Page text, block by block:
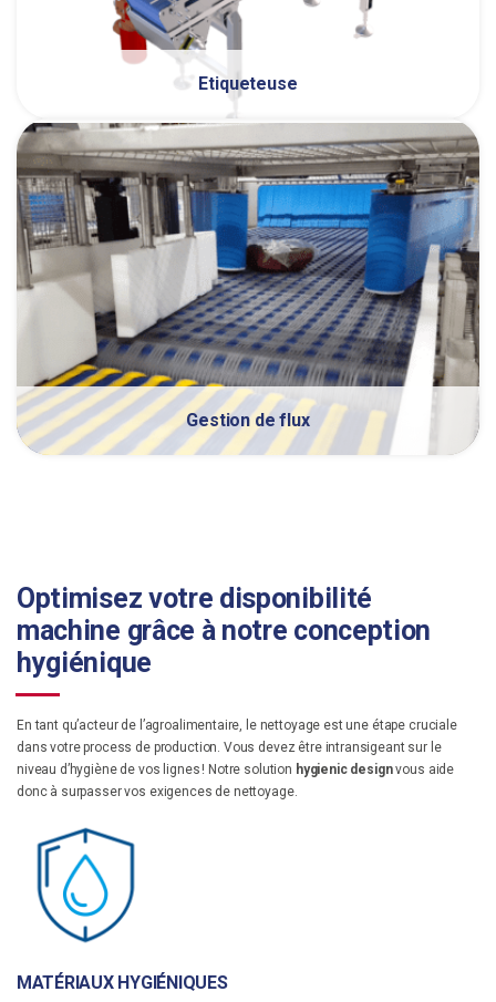
Etiqueteuse
Gestion de flux
Optimisez votre disponibilité
machine grâce à notre conception
hygiénique
En tant qu’acteur de l’agroalimentaire, le nettoyage est une étape cruciale
dans votre process de production. Vous devez être intransigeant sur le
niveau d’hygiène de vos lignes ! Notre solution hygienic designvous aide
donc à surpasser vos exigences de nettoyage.
MATÉRIAUX HYGIÉNIQUES